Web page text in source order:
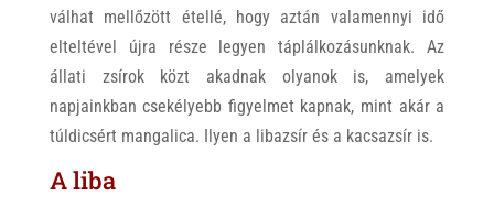
válhat mellőzött étellé, hogy aztán valamennyi idő
elteltével újra része legyen táplálkozásunknak. Az
állati zsírok közt akadnak olyanok is, amelyek
napjainkban csekélyebb figyelmet kapnak, mint akár a
túldicsért mangalica. Ilyen a libazsír és a kacsazsír is.
A liba